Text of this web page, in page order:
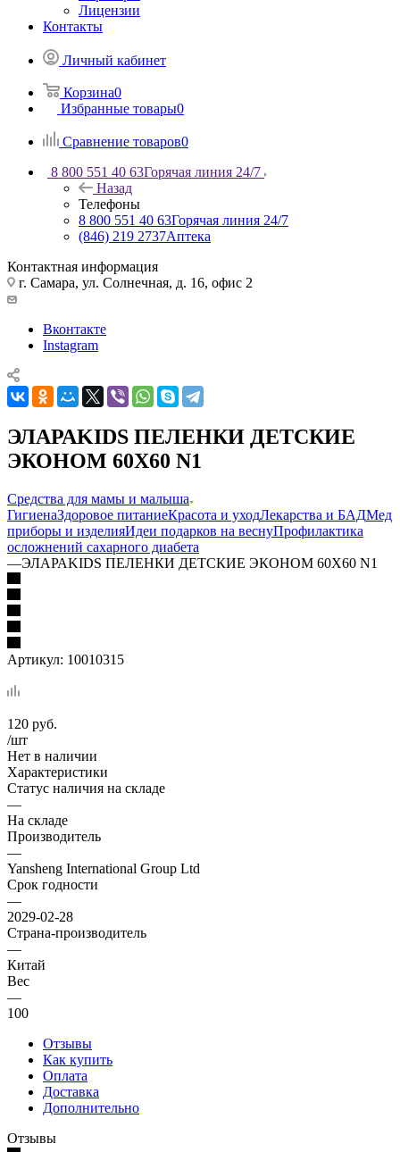
Лицензии
Контакты
Личный кабинет
Корзина0
Избранные товары0
Сравнение товаров0
8 800 551 40 63Горячая линия 24/7
Назад
Телефоны
8 800 551 40 63Горячая линия 24/7
(846) 219 2737Аптека
Контактная информация
г. Самара, ул. Солнечная, д. 16, офис 2
Вконтакте
Instagram
ЭЛАРАKIDS ПЕЛЕНКИ ДЕТСКИЕ
ЭКОНОМ 60Х60 N1
Средства для мамы и малыша
ГигиенаЗдоровое питаниеКрасота и уходЛекарства и БАДМед
приборы и изделияИдеи подарков на веснуПрофилактика
осложнений сахарного диабета
—ЭЛАРАKIDS ПЕЛЕНКИ ДЕТСКИЕ ЭКОНОМ 60Х60 N1
Артикул: 10010315
120 руб.
/шт
Нет в наличии
Характеристики
Статус наличия на складе
—
На складе
Производитель
—
Yansheng International Group Ltd
Срок годности
—
2029-02-28
Страна-производитель
—
Китай
Вес
—
100
Отзывы
Как купить
Оплата
Доставка
Дополнительно
Отзывы